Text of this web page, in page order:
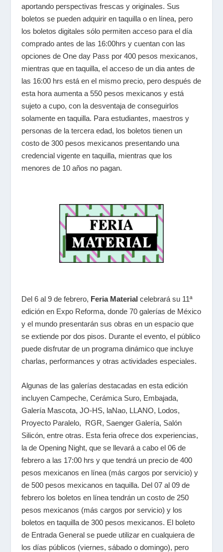
aportando perspectivas frescas y originales. Sus
boletos se pueden adquirir en taquilla o en línea, pero
los boletos digitales sólo permiten acceso para el día
comprado antes de las 16:00hrs y cuentan con las
opciones de One day Pass por 400 pesos mexicanos,
mientras que en taquilla, el acceso de un dia antes de
las 16:00 hrs está en el mismo precio, pero después de
esta hora aumenta a 550 pesos mexicanos y está
sujeto a cupo, con la desventaja de conseguirlos
solamente en taquilla. Para estudiantes, maestros y
personas de la tercera edad, los boletos tienen un
costo de 300 pesos mexicanos presentando una
credencial vigente en taquilla, mientras que los
menores de 10 años no pagan.
Del 6 al 9 de febrero, Feria Material celebrará su 11ª
edición en Expo Reforma, donde 70 galerías de México
y el mundo presentarán sus obras en un espacio que
se extiende por dos pisos. Durante el evento, el público
puede disfrutar de un programa dinámico que incluye
charlas, performances y otras actividades especiales.
Algunas de las galerías destacadas en esta edición
incluyen Campeche, Cerámica Suro, Embajada,
Galería Mascota, JO-HS, laNao, LLANO, Lodos,
Proyecto Paralelo, RGR, Saenger Galería, Salón
Silicón, entre otras. Esta feria ofrece dos experiencias,
la de Opening Night, que se llevará a cabo el 06 de
febrero a las 17:00 hrs y que tendrá un precio de 400
pesos mexicanos en línea (más cargos por servicio) y
de 500 pesos mexicanos en taquilla. Del 07 al 09 de
febrero los boletos en línea tendrán un costo de 250
pesos mexicanos (más cargos por servicio) y los
boletos en taquilla de 300 pesos mexicanos. El boleto
de Entrada General se puede utilizar en cualquiera de
los días públicos (viernes, sábado o domingo), pero